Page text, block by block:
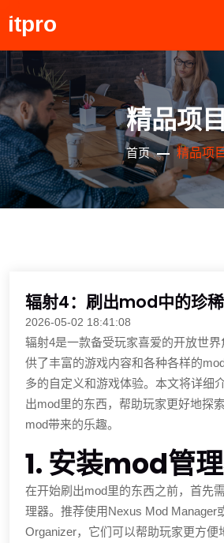
精品项
首页 精品项
辐射4：刷出mod中的珍
2026-05-02 18:41:08
辐射4是一款备受玩家喜爱的开放世
供了丰富的游戏内容和各种各样的
多的自定义和游戏体验。本文将详细
出mod里的东西，帮助玩家更好地探
mod带来的乐趣。
1. 安装mod管
在开始刷出mod里的东西之前，首先
理器。推荐使用Nexus Mod Manager
Organizer，它们可以帮助玩家更方便